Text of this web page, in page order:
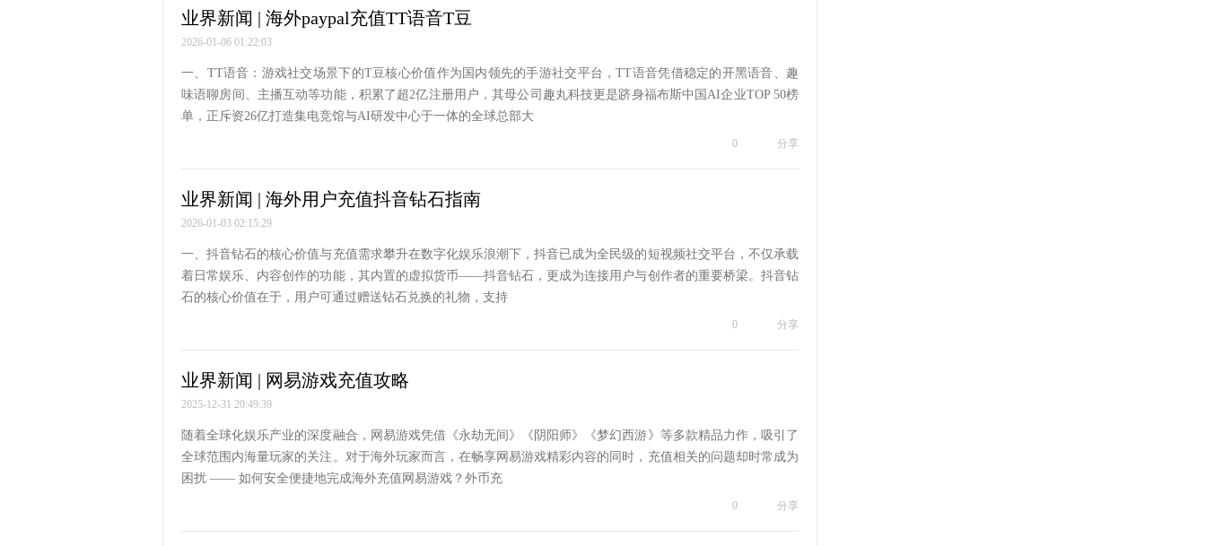
业界新闻 | 海外paypal充值TT语音T豆
2026-01-06 01:22:03
一、TT语音：游戏社交场景下的T豆核心价值作为国内领先的手游社交平台，TT语音凭借稳定的开黑语音、趣
味语聊房间、主播互动等功能，积累了超2亿注册用户，其母公司趣丸科技更是跻身福布斯中国AI企业TOP 50榜
单，正斥资26亿打造集电竞馆与AI研发中心于一体的全球总部大
0 分享
业界新闻 | 海外用户充值抖音钻石指南
2026-01-03 02:15:29
一、抖音钻石的核心价值与充值需求攀升在数字化娱乐浪潮下，抖音已成为全民级的短视频社交平台，不仅承载
着日常娱乐、内容创作的功能，其内置的虚拟货币——抖音钻石，更成为连接用户与创作者的重要桥梁。抖音钻
石的核心价值在于，用户可通过赠送钻石兑换的礼物，支持
0 分享
业界新闻 | 网易游戏充值攻略
2025-12-31 20:49:39
随着全球化娱乐产业的深度融合，网易游戏凭借《永劫无间》《阴阳师》《梦幻西游》等多款精品力作，吸引了
全球范围内海量玩家的关注。对于海外玩家而言，在畅享网易游戏精彩内容的同时，充值相关的问题却时常成为
困扰 —— 如何安全便捷地完成海外充值网易游戏？外币充
0 分享